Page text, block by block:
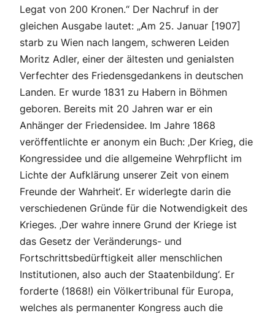
Legat von 200 Kronen.“ Der Nachruf in der
gleichen Ausgabe lautet: „Am 25. Januar [1907]
starb zu Wien nach langem, schweren Leiden
Moritz Adler, einer der ältesten und genialsten
Verfechter des Friedensgedankens in deutschen
Landen. Er wurde 1831 zu Habern in Böhmen
geboren. Bereits mit 20 Jahren war er ein
Anhänger der Friedensidee. Im Jahre 1868
veröffentlichte er anonym ein Buch: ‚Der Krieg, die
Kongressidee und die allgemeine Wehrpflicht im
Lichte der Aufklärung unserer Zeit von einem
Freunde der Wahrheit‘. Er widerlegte darin die
verschiedenen Gründe für die Notwendigkeit des
Krieges. ‚Der wahre innere Grund der Kriege ist
das Gesetz der Veränderungs- und
Fortschrittsbedürftigkeit aller menschlichen
Institutionen, also auch der Staatenbildung‘. Er
forderte (1868!) ein Völkertribunal für Europa,
welches als permanenter Kongress auch die